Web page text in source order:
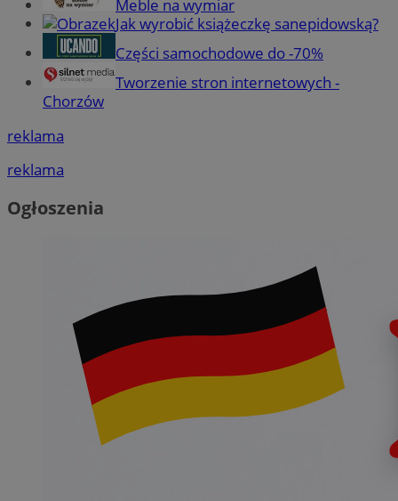
Meble na wymiar
Jak wyrobić książeczkę sanepidowską?
Części samochodowe do -70%
Tworzenie stron internetowych -
Chorzów
reklama
reklama
Ogłoszenia